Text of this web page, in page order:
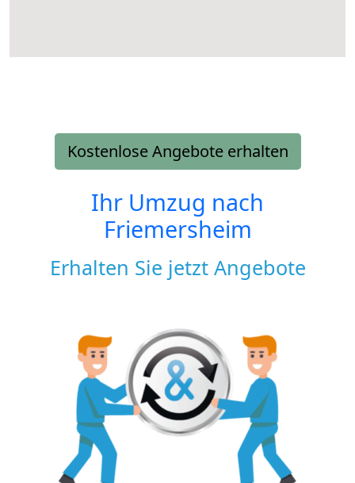
Kostenlose Angebote erhalten
Ihr Umzug nach
Friemersheim
Erhalten Sie jetzt Angebote